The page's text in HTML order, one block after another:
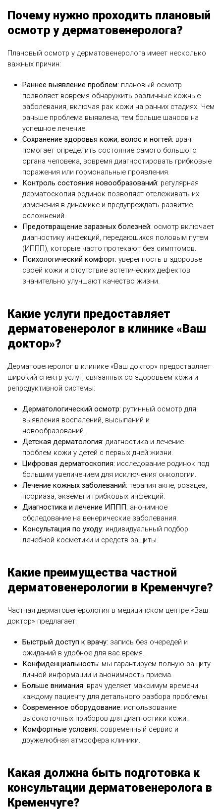
Почему нужно проходить плановый
осмотр у дерматовенеролога?
Плановый осмотр у дерматовенеролога имеет несколько
важных причин:
Раннее выявление проблем: плановый осмотр
позволяет вовремя обнаружить различные кожные
заболевания, включая рак кожи на ранних стадиях. Чем
раньше проблема выявлена, тем больше шансов на
успешное лечение.
Сохранение здоровья кожи, волос и ногтей: врач
помогает определить состояние самого большого
органа человека, вовремя диагностировать грибковые
поражения или гормональные проявления.
Контроль состояния новообразований: регулярная
дерматоскопия родинок позволяет отслеживать их
изменения в динамике и предупреждать развитие
осложнений.
Предотвращение заразных болезней: осмотр включает
диагностику инфекций, передающихся половым путем
(ИППП), которые часто протекают без симптомов.
Психологический комфорт: уверенность в здоровье
своей кожи и отсутствие эстетических дефектов
значительно улучшают качество жизни.
Какие услуги предоставляет
дерматовенеролог в клинике «Ваш
доктор»?
Дерматовенеролог в клинике «Ваш доктор» предоставляет
широкий спектр услуг, связанных со здоровьем кожи и
репродуктивной системы:
Дерматологический осмотр: рутинный осмотр для
выявления воспалений, высыпаний и
новообразований.
Детская дерматология: диагностика и лечение
проблем кожи у детей с первых дней жизни.
Цифровая дерматоскопия: исследование родинок под
большим увеличением для исключения онкологии.
Лечение кожных заболеваний: терапия акне, розацеа,
псориаза, экземы и грибковых инфекций.
Диагностика и лечение ИППП: анонимное
обследование на венерические заболевания.
Консультация по уходу: индивидуальный подбор
лечебной косметики и средств защиты.
Какие преимущества частной
дерматовенерологии в Кременчуге?
Частная дерматовенерология в медицинском центре «Ваш
доктор» предлагает:
Быстрый доступ к врачу: запись без очередей и
ожиданий в удобное для вас время.
Конфиденциальность: мы гарантируем полную защиту
личной информации и анонимность приема.
Больше внимания: врач уделяет максимум времени
каждому пациенту для детального разбора проблемы.
Современное оборудование: использование
высокоточных приборов для диагностики кожи.
Комфортные условия: современный сервис и
дружелюбная атмосфера клиники.
Какая должна быть подготовка к
консультации дерматовенеролога в
Кременчуге?